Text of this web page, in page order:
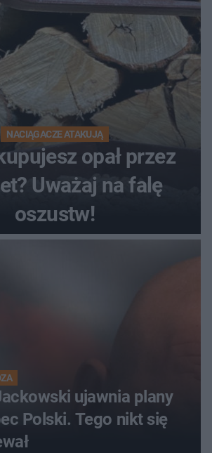
NACIĄGACZE ATAKUJĄ
opał przez
Uważaj na falę
oszustw!
ujawnia plany
Polski. Tego nikt się